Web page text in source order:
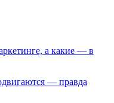
а какие — в
— правда